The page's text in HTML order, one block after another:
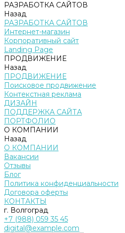
РАЗРАБОТКА САЙТОВ
Назад
РАЗРАБОТКА САЙТОВ
Интернет-магазин
Корпоративный сайт
Landing Page
ПРОДВИЖЕНИЕ
Назад
ПРОДВИЖЕНИЕ
Поисковое продвижение
Контекстная реклама
ДИЗАЙН
ПОДДЕРЖКА САЙТА
ПОРТФОЛИО
О КОМПАНИИ
Назад
О КОМПАНИИ
Вакансии
Отзывы
Блог
Политика конфиденциальности
Договора оферты
КОНТАКТЫ
г. Волгоград
+7 (988) 059 35 45
digital@example.com